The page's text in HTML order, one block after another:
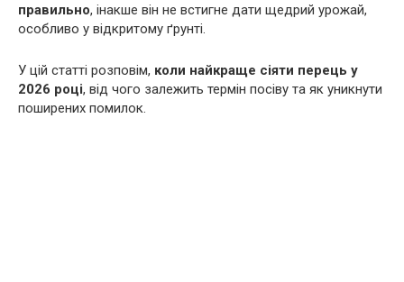
правильно, інакше він не встигне дати щедрий урожай,
особливо у відкритому ґрунті.
У цій статті розповім, коли найкраще сіяти перець у
2026 році, від чого залежить термін посіву та як уникнути
поширених помилок.